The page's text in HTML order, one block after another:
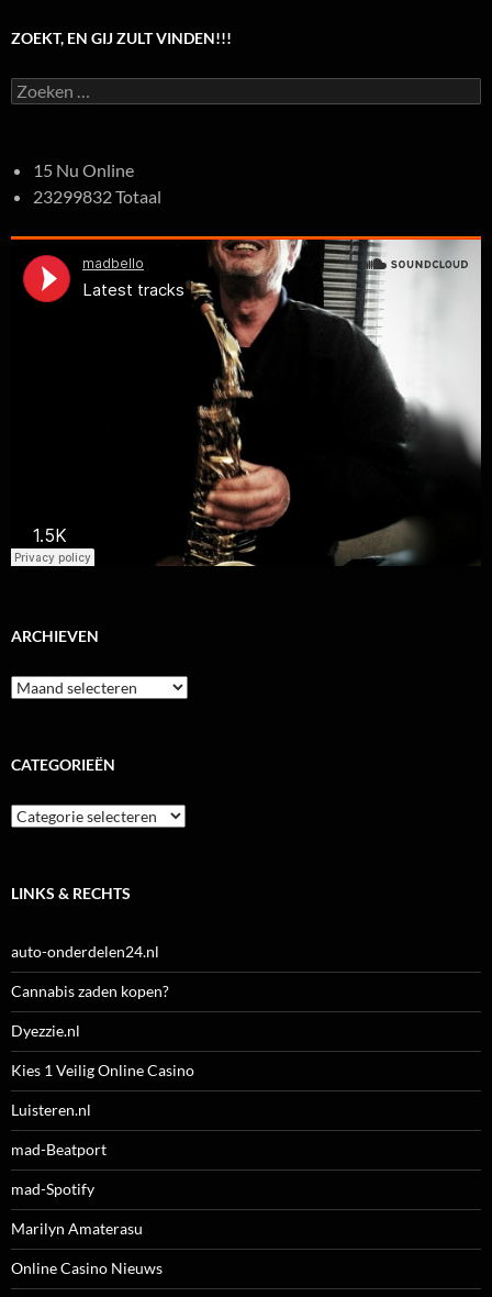
ZOEKT, EN GIJ ZULT VINDEN!!!
Zoeken
naar:
15 Nu Online
23299832 Totaal
ARCHIEVEN
Archieven
CATEGORIEËN
Categorieën
LINKS & RECHTS
auto-onderdelen24.nl
Cannabis zaden kopen?
Dyezzie.nl
Kies 1 Veilig Online Casino
Luisteren.nl
mad-Beatport
mad-Spotify
Marilyn Amaterasu
Online Casino Nieuws